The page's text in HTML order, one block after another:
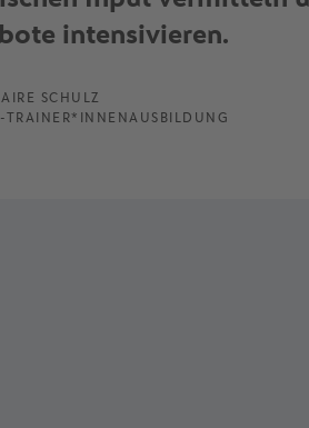
intensivieren.
SCHULZ
TRAINER*INNENAUSBILDUNG